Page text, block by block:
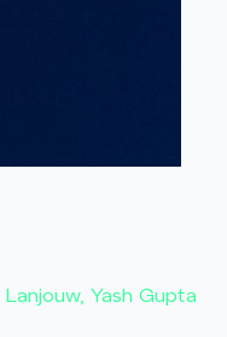
Yash Gupta